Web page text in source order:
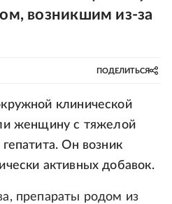
возникшим из-за
ПОДЕЛИТЬСЯ
клинической
женщину с тяжелой
Он возник
активных добавок.
препараты родом из